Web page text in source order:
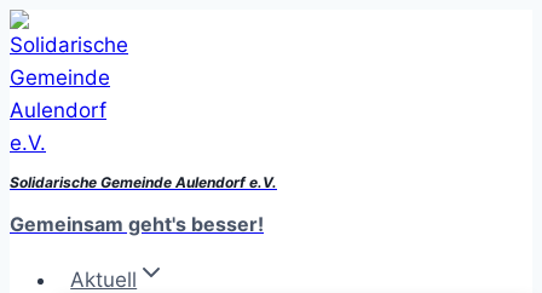
Zum
Inhalt
springen
Solidarische Gemeinde Aulendorf e.V.
Gemeinsam geht's besser!
Aktuell